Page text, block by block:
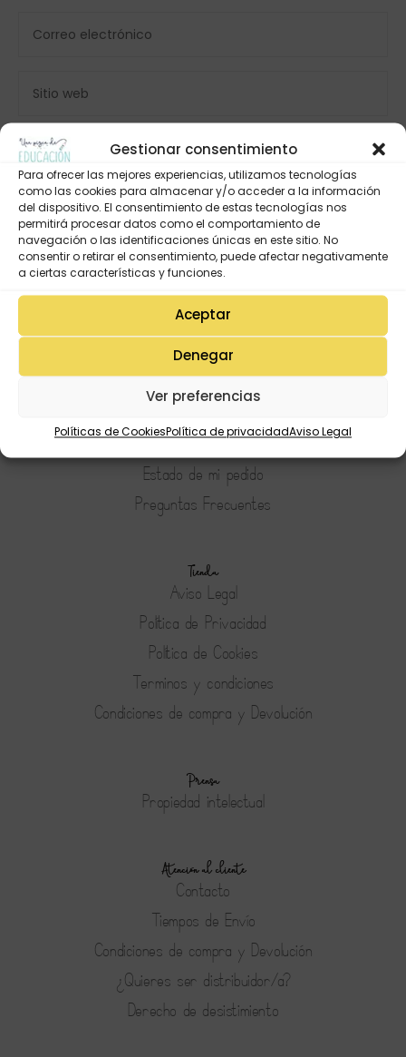
Gestionar consentimiento
Para ofrecer las mejores experiencias, utilizamos tecnologías
como las cookies para almacenar y/o acceder a la información
del dispositivo. El consentimiento de estas tecnologías nos
permitirá procesar datos como el comportamiento de
navegación o las identificaciones únicas en este sitio. No
consentir o retirar el consentimiento, puede afectar negativamente
a ciertas características y funciones.
Aceptar
Denegar
Ver preferencias
Políticas de CookiesPolítica de privacidadAviso Legal
Mi Cuenta
Lista de deseos
Descargas
Estado de mi pedido
Preguntas Frecuentes
Tienda
Aviso Legal
Política de Privacidad
Política de Cookies
Terminos y condiciones
Condiciones de compra y Devolución
Prensa
Propiedad intelectual
Atención al cliente
Contacto
Tiempos de Envío
Condiciones de compra y Devolución
¿Quieres ser distribuidor/a?
Derecho de desistimiento